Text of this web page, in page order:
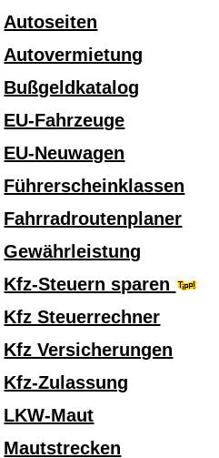
Autoseiten
Autovermietung
Bußgeldkatalog
EU-Fahrzeuge
EU-Neuwagen
Führerscheinklassen
Fahrradroutenplaner
Gewährleistung
Kfz-Steuern sparen
Kfz Steuerrechner
Kfz Versicherungen
Kfz-Zulassung
LKW-Maut
Mautstrecken